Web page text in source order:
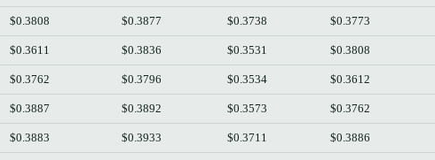
$0.3808 $0.3877 $0.3738 $0.3773
$0.3611 $0.3836 $0.3531 $0.3808
$0.3762 $0.3796 $0.3534 $0.3612
$0.3887 $0.3892 $0.3573 $0.3762
$0.3883 $0.3933 $0.3711 $0.3886